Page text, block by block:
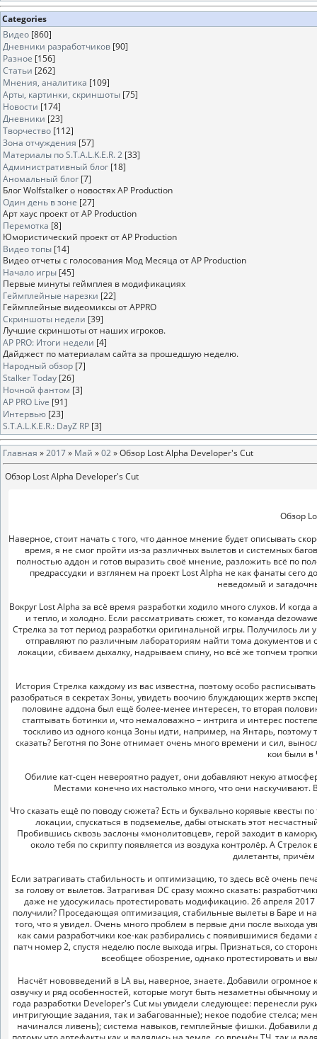
Categories
Видео [860]
Дневники разработчиков [90]
Разное [156]
Статьи [262]
Мнения, аналитика [109]
Арты, картинки, скриншоты [75]
Новости [174]
Дневники [23]
Творчество [112]
Зона отчуждения [57]
Материалы по S.T.A.L.K.E.R. 2 [33]
Административный блог [18]
Аномальный блог [7]
Блог Wolfstalker о новостях AP Production
Один день в зоне [27]
Арт хаус проект от AP Production
Перемотка [8]
Юмористический проект от AP Production
Видео топы [14]
Видео отчеты с голосования Мод Месяца от AP Production
Начало игры [45]
Первые минуты геймплея в модификациях
Геймплейные нарезки [22]
Геймплейные видеомиксы от APPRO
Скриншоты недели [39]
Лучшие скриншоты от наших игроков.
AP PRO: Итоги недели [4]
Дайджест по материалам сайта за прошедшую неделю.
Народный обзор [7]
Stalker Today [26]
Ночной фантом [3]
AP PRO Live [91]
Интервью [23]
S.T.A.L.K.E.R.: DayZ RP [3]
Главная »2017» Май »02» Обзор Lost Alpha Developer's Cut
Обзор Lost Alpha Developer's Cut
Обзор
Наверное, стоит начать с того, что данное мнение будет описывать
время, я не смог пройти из-за различных вылетов и системных
полностью аддон и готов выразить своё мнение, разложить всё по
предрассудки и взглянем на проект Lost Alpha не как фанаты сего
неведомый и
Вокруг Lost Alpha за всё время разработки ходило много слухов. И
и тепло, и холодно. Если рассматривать сюжет, то команда
Стрелка за тот период разработки оригинальной игры. Получилось
отправляют по различным лабораториям найти тома документов и
локации, сбиваем дыхалку, надрываем спину, но всё же топчем
История Стрелка каждому из вас известна, поэтому особо
разобраться в секретах Зоны, увидеть воочию блуждающих жертв
половине аддона был ещё более-менее интересен, то вторая
стаптывать ботинки и, что немаловажно – интрига и интерес
тоскливо из одного конца Зоны идти, например, на Янтарь,
сказать? Беготня по Зоне отнимает очень много времени и сил,
кои были в
Обилие кат-сцен невероятно радует, они добавляют некую
Местами конечно их настолько много, что они наскучивают.
Что сказать ещё по поводу сюжета? Есть и буквально корявые квесты
локации, спускаться в подземелье, дабы отыскать этот
Пробившись сквозь заслоны «монолитовцев», герой заходит в
около тебя по скрипту появляется из воздуха контролёр. А
дилетанты,
Если затрагивать стабильность и оптимизацию, то здесь всё очень
за голову от вылетов. Затрагивая DC сразу можно сказать:
даже не удосужилась протестировать модификацию. 26 апреля
получили? Проседающая оптимизация, стабильные вылеты в Баре и
того, что я увидел. Очень много проблем в первые дни после выхода
как сами разработчики кое-как разбирались с появившимися
патч номер 2, спустя неделю после выхода игры. Признаться, со
всеобщее обозрение, однако протестировать и
Насчёт нововведений в LA вы, наверное, знаете. Добавили
озвучку и ряд особенностей, которые могут быть незаметны обычному
года разработки Developer's Cut мы увидели следующее: перенесли
интригующие задания, так и забагованные); некое подобие стелса;
начинался ливень); система навыков, гемплейные фишки. Добавили